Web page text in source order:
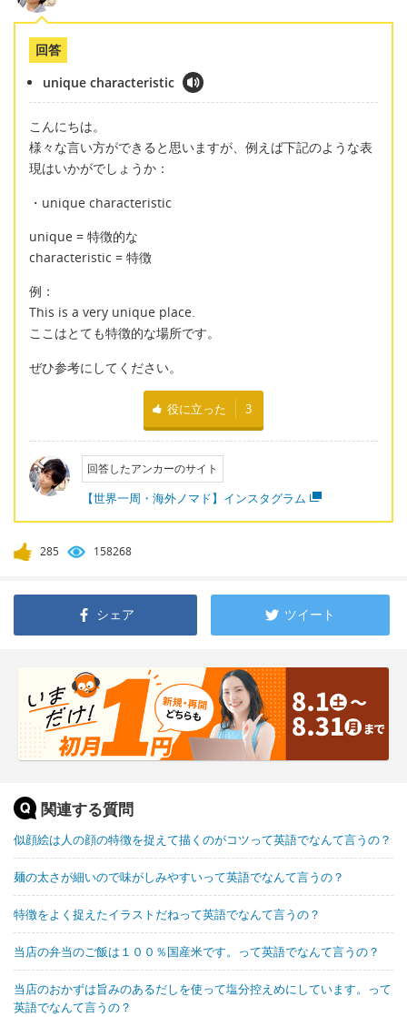
回答
unique characteristic
こんにちは。
様々な言い方ができると思いますが、例えば下記のような表
現はいかがでしょうか：
・unique characteristic
unique = 特徴的な
characteristic = 特徴
例：
This is a very unique place.
ここはとても特徴的な場所です。
ぜひ参考にしてください。
役に立った 3
回答したアンカーのサイト
【世界一周・海外ノマド】インスタグラム
285 158268
シェア ツイート
関連する質問
似顔絵は人の顔の特徴を捉えて描くのがコツって英語でなんて言うの？
麺の太さが細いので味がしみやすいって英語でなんて言うの？
特徴をよく捉えたイラストだねって英語でなんて言うの？
当店の弁当のご飯は１００％国産米です。って英語でなんて言うの？
当店のおかずは旨みのあるだしを使って塩分控えめにしています。って
英語でなんて言うの？